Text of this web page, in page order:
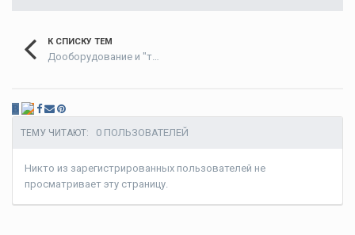
К СПИСКУ ТЕМ
В
ТЕМУ ЧИТАЮТ: 0 ПОЛЬЗОВАТЕЛЕЙ
Никто из зарегистрированных пользователей не
просматривает эту страницу.